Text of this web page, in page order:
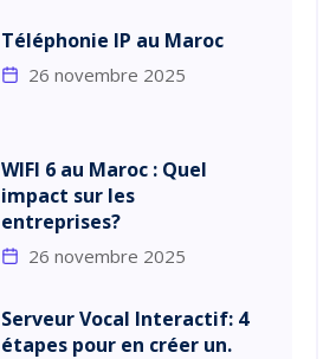
Téléphonie IP au Maroc
26 novembre 2025
WIFI 6 au Maroc : Quel
impact sur les
entreprises?
26 novembre 2025
Serveur Vocal Interactif: 4
étapes pour en créer un.